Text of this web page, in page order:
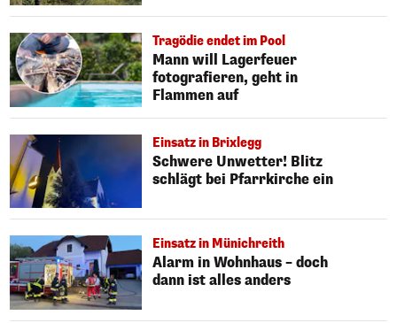
Tragödie endet im Pool
Mann will Lagerfeuer
fotografieren, geht in
Flammen auf
Einsatz in Brixlegg
Schwere Unwetter! Blitz
schlägt bei Pfarrkirche ein
Einsatz in Münichreith
Alarm in Wohnhaus – doch
dann ist alles anders